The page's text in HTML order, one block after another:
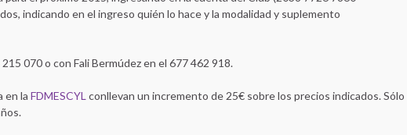
indicando en el ingreso quién lo hace y la modalidad y suplemento
070 o con Fali Bermúdez en el 677 462 918.
en la FDMESCYL conllevan un incremento de 25€ sobre los precios indicados. Sólo